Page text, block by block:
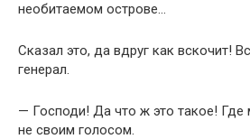
необитаемом острове…
Сказал это, да вдруг как вскочит!
генерал.
— Господи! Да что ж это такое!
не своим голосом.